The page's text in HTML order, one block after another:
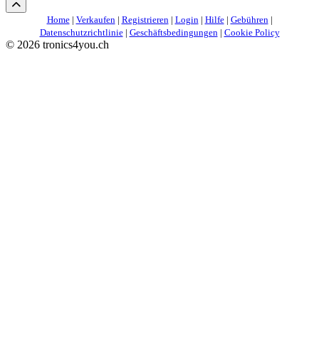
Home| Verkaufen| Registrieren| Login| Hilfe| Gebühren|
Datenschutzrichtlinie| Geschäftsbedingungen| Cookie Policy
© 2026 tronics4you.ch